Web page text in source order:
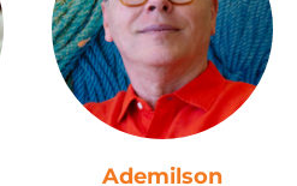
Ademilson